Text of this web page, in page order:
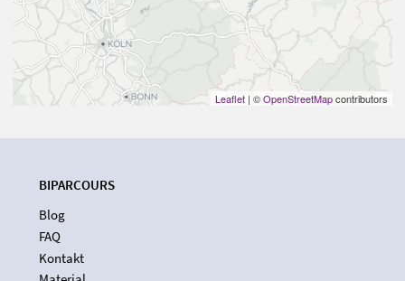
Leaflet | ©OpenStreetMapcontributors
BIPARCOURS
Blog
FAQ
Kontakt